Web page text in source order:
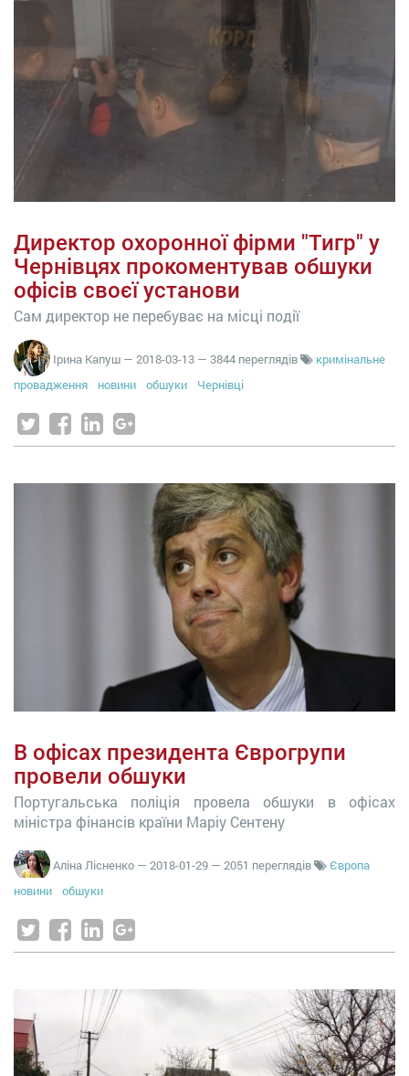
Директор охоронної фірми "Тигр" у
Чернівцях прокоментував обшуки
офісів своєї установи
Сам директор не перебуває на місці події
Ірина Капуш — 2018-03-13 — 3844 переглядів
кримінальне
провадження
новини обшуки Чернівці
В офісах президента Єврогрупи
провели обшуки
Португальська поліція провела обшуки в офісах
міністра фінансів країни Маріу Сентену
Аліна Лісненко — 2018-01-29 — 2051 переглядів
Європа
новини
обшуки